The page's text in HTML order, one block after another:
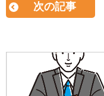
次の記事